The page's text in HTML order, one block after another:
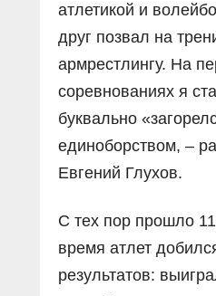
атлетикой и
друг позвал на
армрестлингу. На
соревнованиях я
буквально
единоборством, –
Евгений Глухов.
С тех пор прошло
время атлет
результатов: